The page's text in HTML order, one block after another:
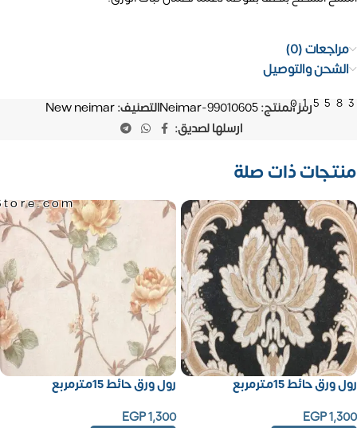
مراجعات (0)
الشحن والتوصيل
رمز المنتج:Neimar-99010605التصنيف:New neimar
ارسلها لصديق:
منتجات ذات صلة
رول ورق حائط 15مترمربع
EGP1,300
رول ورق حائط 15مترمربع
EGP1,300